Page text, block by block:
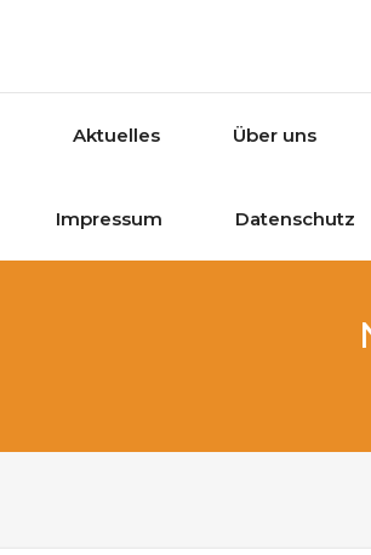
Aktuelles Über uns
Impressum Datenschutz